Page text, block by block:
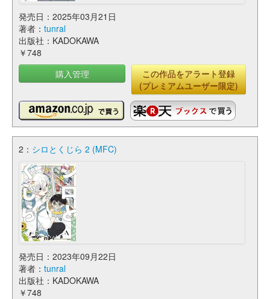
発売日：2025年03月21日
著者： tunral
出版社：KADOKAWA
￥748
購入管理
この作品をアラート登録
(プレミアムユーザー限定)
2： シロとくじら 2 (MFC)
発売日：2023年09月22日
著者： tunral
出版社：KADOKAWA
￥748